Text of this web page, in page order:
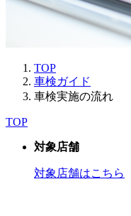
TOP
車検ガイド
車検実施の流れ
TOP
対象店舗
対象店舗はこちら